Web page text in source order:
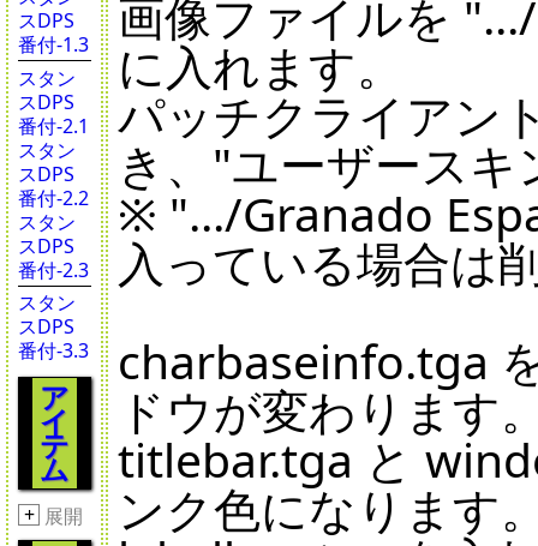
スDPS
番付-1.3
スタン
スDPS
番付-2.1
スタン
スDPS
番付-2.2
スタン
スDPS
番付-2.3
スタン
スDPS
番付-3.3
ア
イ
テ
ム
+ 展開
画像ファイルを
に入れます。
パッチクライアン
き、"ユーザース
※ ".../Granado
入っている場合は
charbaseinfo.tga
ドウが変わります
titlebar.tga と
ンク色になります